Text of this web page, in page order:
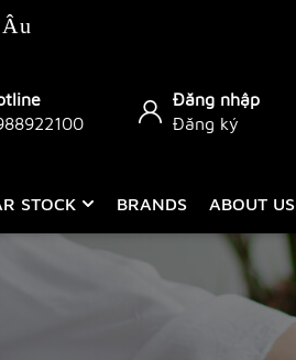
Đăng nhập
Đăng ký
STOCK BRANDS ABOUT US